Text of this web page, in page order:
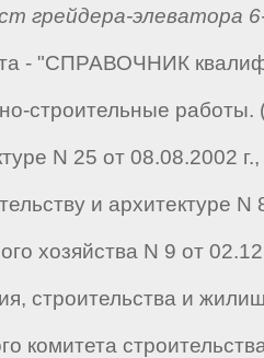
грейдера-элеватора
- "СПРАВОЧНИК
строительные работы.
N 25 от 08.08.2002
и архитектуре
хозяйства N 9 от
строительства и
комитета